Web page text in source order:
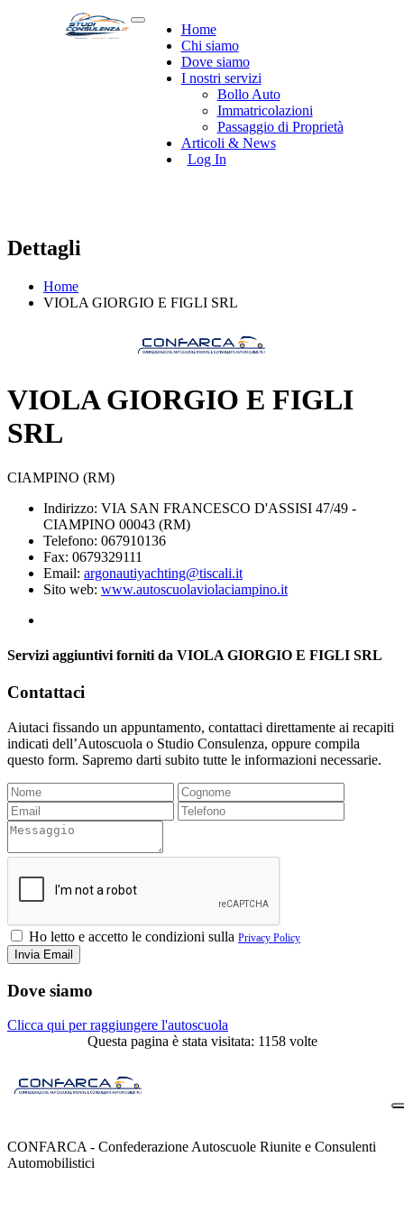
Home
Chi siamo
Dove siamo
I nostri servizi
Bollo Auto
Immatricolazioni
Passaggio di Proprietà
Articoli & News
Log In
Dettagli
Home
VIOLA GIORGIO E FIGLI SRL
VIOLA GIORGIO E FIGLI
SRL
CIAMPINO (RM)
Indirizzo: VIA SAN FRANCESCO D'ASSISI 47/49 -
CIAMPINO 00043 (RM)
Telefono: 067910136
Fax: 0679329111
Email: argonautiyachting@tiscali.it
Sito web: www.autoscuolaviolaciampino.it
Servizi aggiuntivi forniti da VIOLA GIORGIO E FIGLI SRL
Contattaci
Aiutaci fissando un appuntamento, contattaci direttamente ai recapiti
indicati dell’Autoscuola o Studio Consulenza, oppure compila
questo form. Sapremo darti subito tutte le informazioni necessarie.
Ho letto e accetto le condizioni sulla Privacy Policy
Dove siamo
Clicca qui per raggiungere l'autoscuola
Questa pagina è stata visitata: 1158 volte
CONFARCA - Confederazione Autoscuole Riunite e Consulenti
Automobilistici